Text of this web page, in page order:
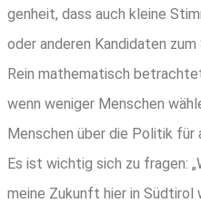
gen­heit, dass auch klei­ne
oder ande­ren Kan­di­da­ten zum
Rein mathe­ma­tisch
wenn weni­ger Men­schen
Men­schen über die Poli­tik für
Es ist wich­tig sich zu fra­gen:
mei­ne Zukunft hier in